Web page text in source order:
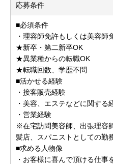
応募条件
■必須条件
・理容師免許もしくは美容師
★新卒・第二新卒OK
★異業種からの転職OK
★転職回数、学歴不問
■活かせる経験
・接客販売経験
・美容、エステなどに関する
・営業経験
※在宅訪問美容師、出張理容
髪店、スパニストとしての勤
■求める人物像
・お客様に喜んで頂ける仕事